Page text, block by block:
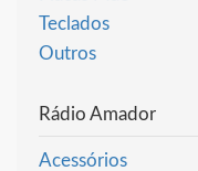
Teclados
Outros
Rádio Amador
Acessórios